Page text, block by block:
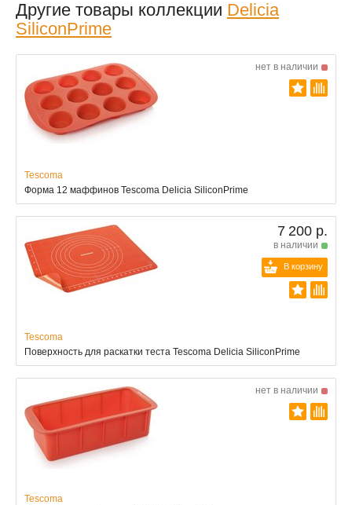
Другие товары коллекции Delicia
SiliconPrime
нет в наличии
Tescoma
Форма 12 маффинов Tescoma Delicia SiliconPrime
7 200 р.
в наличии
В корзину
Tescoma
Поверхность для раскатки теста Tescoma Delicia SiliconPrime
нет в наличии
Tescoma